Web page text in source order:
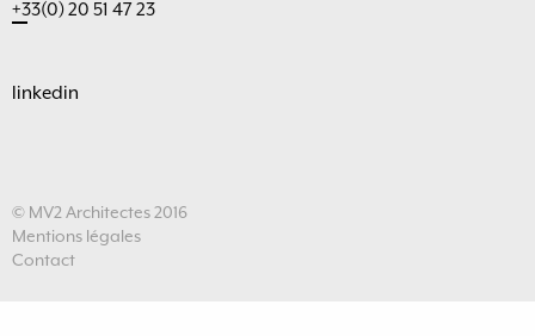
+33(0) 20 51 47 23
linkedin
© MV2 Architectes 2016
Mentions légales
Contact